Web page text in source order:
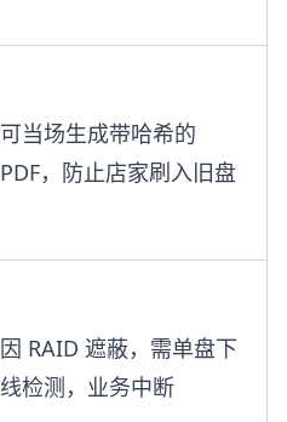
可当场生成带哈希的
PDF，防止店家刷入旧盘
因 RAID 遮蔽，需单盘下
线检测，业务中断